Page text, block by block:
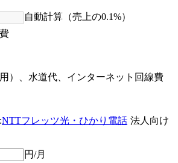
自動計算（売上の0.1%）
）、水道代、インターネット回線費
NTTフレッツ光・ひかり電話 法人向け
円/月